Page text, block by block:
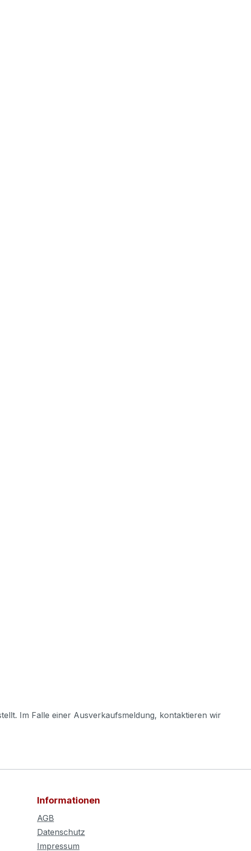
Im Falle einer Ausverkaufsmeldung, kontaktieren wir
Informationen
AGB
Datenschutz
Impressum